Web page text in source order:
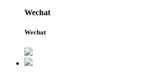
Wechat
Wechat